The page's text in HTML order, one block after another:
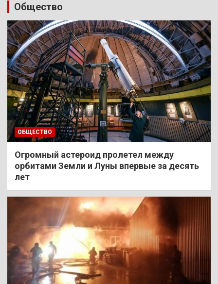
Общество
ОБЩЕСТВО
Огромный астероид пролетел между
орбитами Земли и Луны впервые за десять
лет